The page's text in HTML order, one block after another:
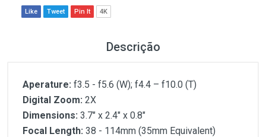
Like Tweet Pin It 4K
Descrição
Aperature: f3.5 - f5.6 (W); f4.4 – f10.0 (T)
Digital Zoom: 2X
Dimensions: 3.7" x 2.4" x 0.8"
Focal Length: 38 - 114mm (35mm Equivalent)